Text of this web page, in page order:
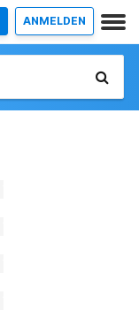
ANMELDEN